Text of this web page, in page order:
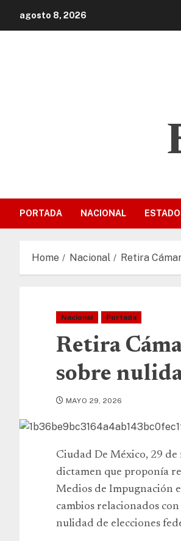
agosto 8, 2026
PORTADA NACIONAL
Home Nacional Retira
Nacional Portada
Retira
sobre
MAYO 29, 2026
Ciudad De México, 29
dictamen que proponía
Medios de Impugnación
cambios relacionados
nulidad de elecciones